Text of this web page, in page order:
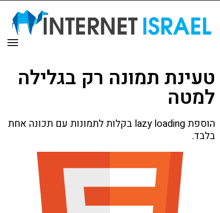
טעינת תמונה רק בגלילה
למטה
הוספת lazy loading בקלות לתמונות עם תכונה אחת
בלבד.